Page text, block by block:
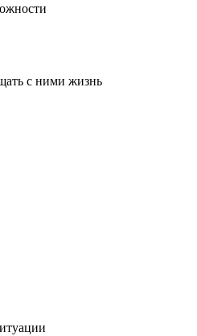
с ними жизнь